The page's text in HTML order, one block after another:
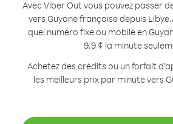
Avec Viber Out vous pouvez passer
vers Guyane française depuis Libye.
quel numéro fixe ou mobile en
9.9 ¢ la minute
Achetez des crédits ou un forfait
les meilleurs prix par minute vers